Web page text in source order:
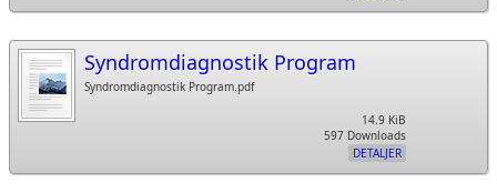
Syndromdiagnostik Program
Syndromdiagnostik Program.pdf
14.9 KiB
597 Downloads
DETALJER